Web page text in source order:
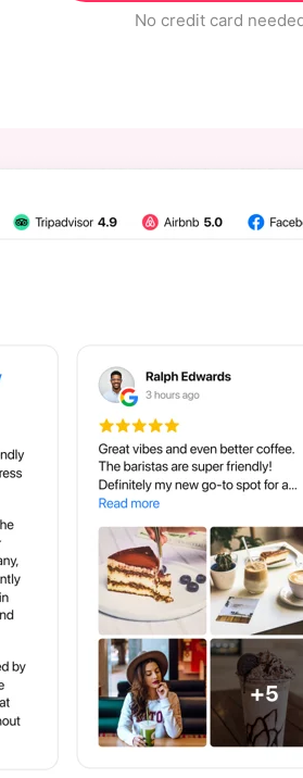
No credit card